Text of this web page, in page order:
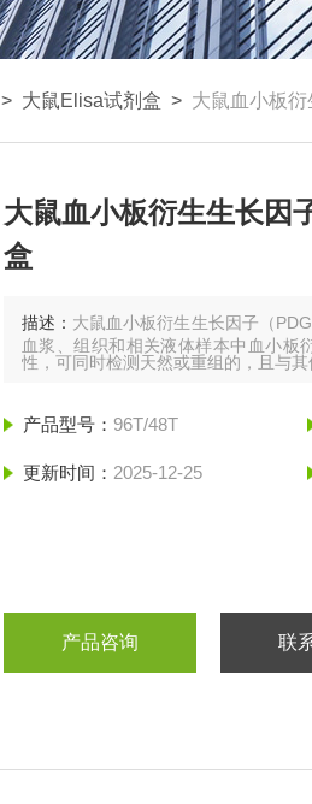
> 大鼠Elisa试剂盒 > 大鼠血小板
大鼠血小板衍生生长因
盒
描述： 大鼠血小板衍生生长因子（
血浆、组织和相关液体样本中血小板
性，可同时检测天然或重组的，且与其
产品型号： 96T/48T
更新时间： 2025-12-25
产品咨询 联